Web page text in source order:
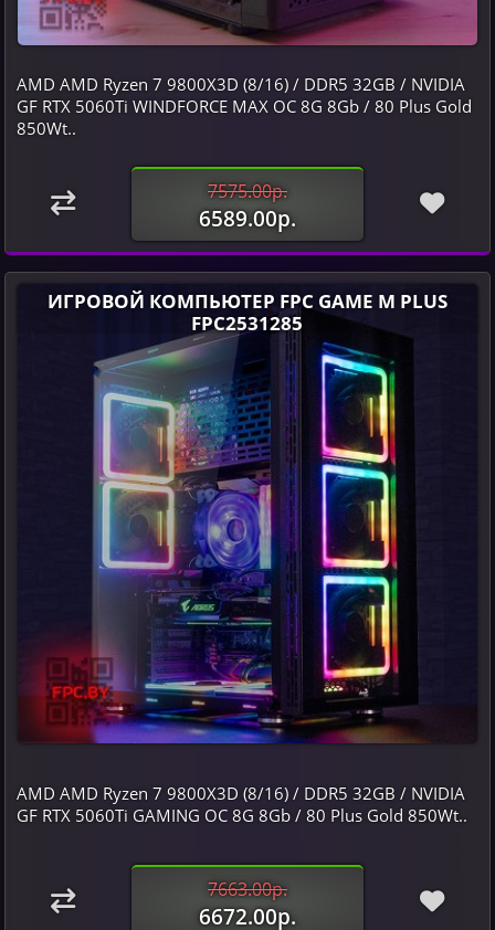
AMD AMD Ryzen 7 9800X3D (8/16) / DDR5 32GB / NVIDIA
GF RTX 5060Ti WINDFORCE MAX OC 8G 8Gb / 80 Plus Gold
850Wt..
7575.00р.
6589.00р.
ИГРОВОЙ КОМПЬЮТЕР FPC GAME M PLUS
FPC2531285
AMD AMD Ryzen 7 9800X3D (8/16) / DDR5 32GB / NVIDIA
GF RTX 5060Ti GAMING OC 8G 8Gb / 80 Plus Gold 850Wt..
7663.00р.
6672.00р.